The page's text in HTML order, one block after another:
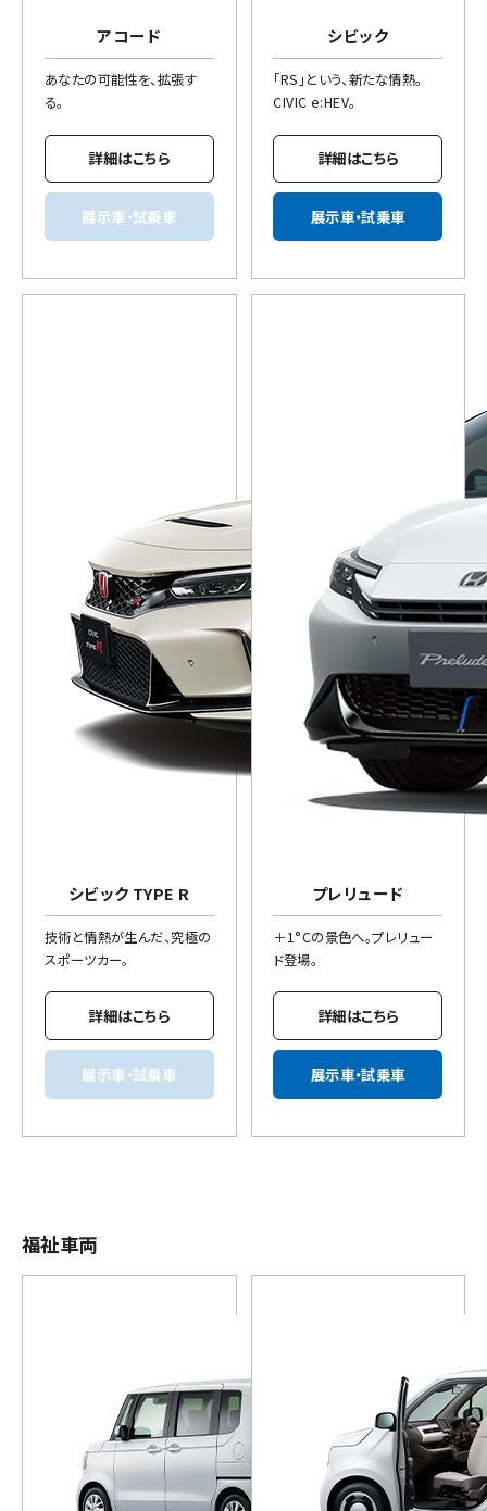
アコード
あなたの可能性を、拡張す
る。
詳細はこちら
展示車・試乗車
シビック
「RS」という、新たな情熱。
CIVIC e:HEV。
詳細はこちら
展示車・試乗車
シビック TYPE R
技術と情熱が生んだ、究極の
スポーツカー。
詳細はこちら
展示車・試乗車
プレリュード
＋1°Cの景色へ。プレリュー
ド登場。
詳細はこちら
展示車・試乗車
福祉車両